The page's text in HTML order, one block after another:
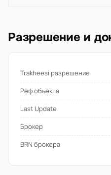
Разрешение и
Trakheesi разрешение
Реф объекта
Last Update
Брокер
BRN брокера